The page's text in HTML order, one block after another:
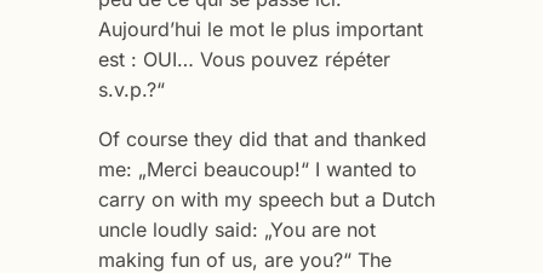
Aujourd’hui le mot le plus important
est : OUI… Vous pouvez répéter
s.v.p.?“
Of course they did that and thanked
me: „Merci beaucoup!“ I wanted to
carry on with my speech but a Dutch
uncle loudly said: „You are not
making fun of us, are you?“ The